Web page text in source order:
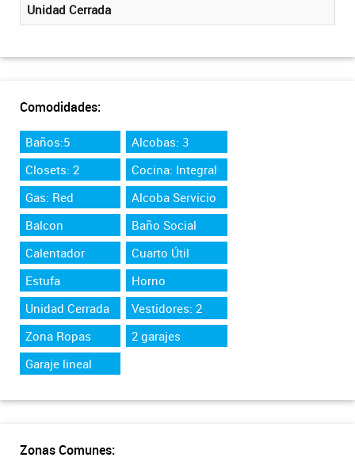
Unidad Cerrada
Comodidades:
Baños:5
Alcobas: 3
Closets: 2
Cocina: Integral
Gas: Red
Alcoba Servicio
Balcon
Baño Social
Calentador
Cuarto Útil
Estufa
Horno
Unidad Cerrada
Vestidores: 2
Zona Ropas
2 garajes
Garaje lineal
Zonas Comunes: